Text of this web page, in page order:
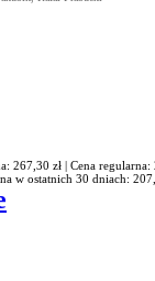
267,30 zł | Cena regularna:
w ostatnich 30 dniach: